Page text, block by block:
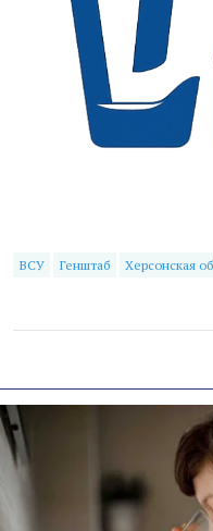
ВСУ Генштаб Херсонская